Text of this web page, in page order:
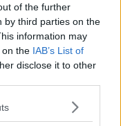
of the further
by third parties on the
information may
on the IAB’s List of
disclose it to other